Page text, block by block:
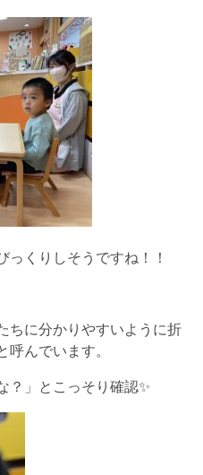
っくりしそうですね！！
ちに分かりやすいように折
呼んでいます。
？」とこっそり確認✨